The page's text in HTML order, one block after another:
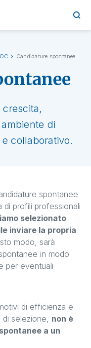
Candidature spontanee
di
collaborativo.
spontanee
profili professionali
selezionato
inviare la propria
modo, sarà
in modo
per eventuali
di efficienza e
selezione, non è
a un